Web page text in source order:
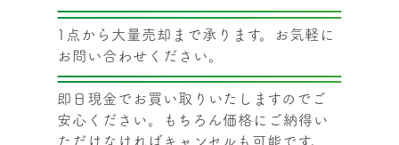
1点から大量売却まで承ります。お気軽に
お問い合わせください。
即日現金でお買い取りいたしますのでご
安心ください。もちろん価格にご納得い
ただけなければキャンセルも可能です。